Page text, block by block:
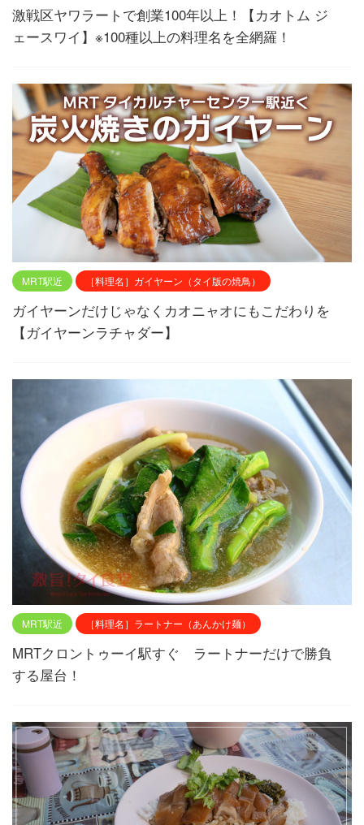
激戦区ヤワラートで創業100年以上！【カオトム ジ
ェースワイ】※100種以上の料理名を全網羅！
MRT駅近 ［料理名］ガイヤーン（タイ版の焼鳥）
ガイヤーンだけじゃなくカオニャオにもこだわりを
【ガイヤーンラチャダー】
MRT駅近 ［料理名］ラートナー（あんかけ麺）
MRTクロントゥーイ駅すぐ ラートナーだけで勝負
する屋台！